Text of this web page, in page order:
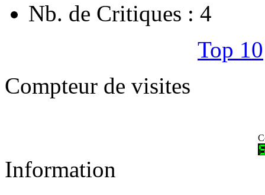
Nb. de Critiques : 4
Top 10
Compteur de visites
Information